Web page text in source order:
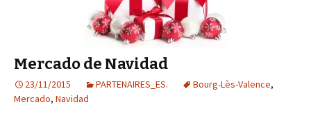
Mercado de Navidad
23/11/2015 PARTENAIRES_ES. Bourg-Lès-Valence,
Mercado, Navidad